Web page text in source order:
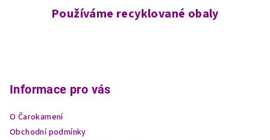
Používáme recyklované obaly
Informace pro vás
O Čarokamení
Obchodní podmínky